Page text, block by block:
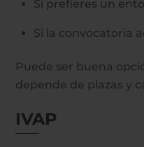
Si prefieres un
Si la convocatoria
Puede ser buena
depende de plazas y
IVAP